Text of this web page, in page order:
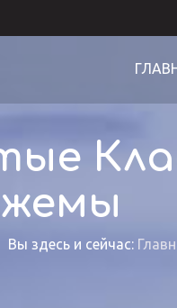
Вы здесь и сейчас: